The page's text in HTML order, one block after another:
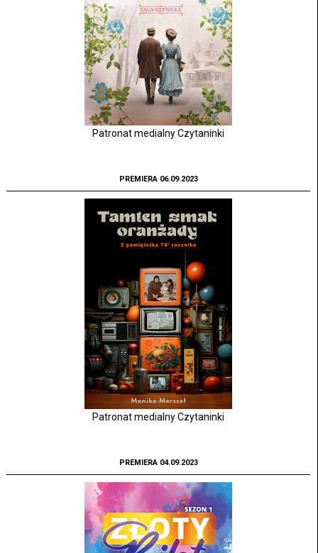
Patronat medialny Czytaninki
PREMIERA 06.09.2023
Patronat medialny Czytaninki
PREMIERA 04.09.2023